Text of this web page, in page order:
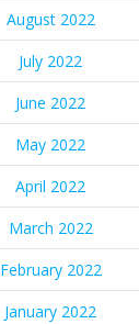
August 2022
July 2022
June 2022
May 2022
April 2022
March 2022
February 2022
January 2022